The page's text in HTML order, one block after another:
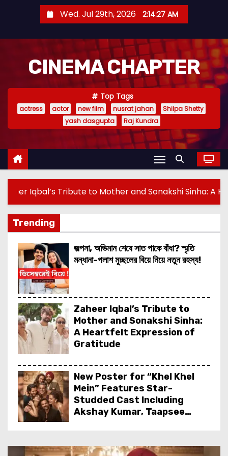
e
Wed. Jul 29th, 2026 2:14:30 AM
CINEMA CHAPTER
Top Tags
actress actor new film nusrat jahan
Shilpa Shetty
yash dasgupta
Raj Kundra
and Sonakshi Sinha: A Heartfelt Expression of
Trending
জল্পনা, অভিমান শেষে সাত পাকে বাঁধা? স্মৃতি
মন্ধানা-পলাশ মুচ্ছলের বিয়ে নিয়ে নতুন রহস্য!
Zaheer Iqbal’s Tribute to
Mother and Sonakshi Sinha:
A Heartfelt Expression of
Gratitude
New Poster for “Khel Khel
Mein” Features Star-
Studded Cast Including
Akshay Kumar, Taapsee
त्रिप्ती डिमरी और विक्की कौशल का किसिंग